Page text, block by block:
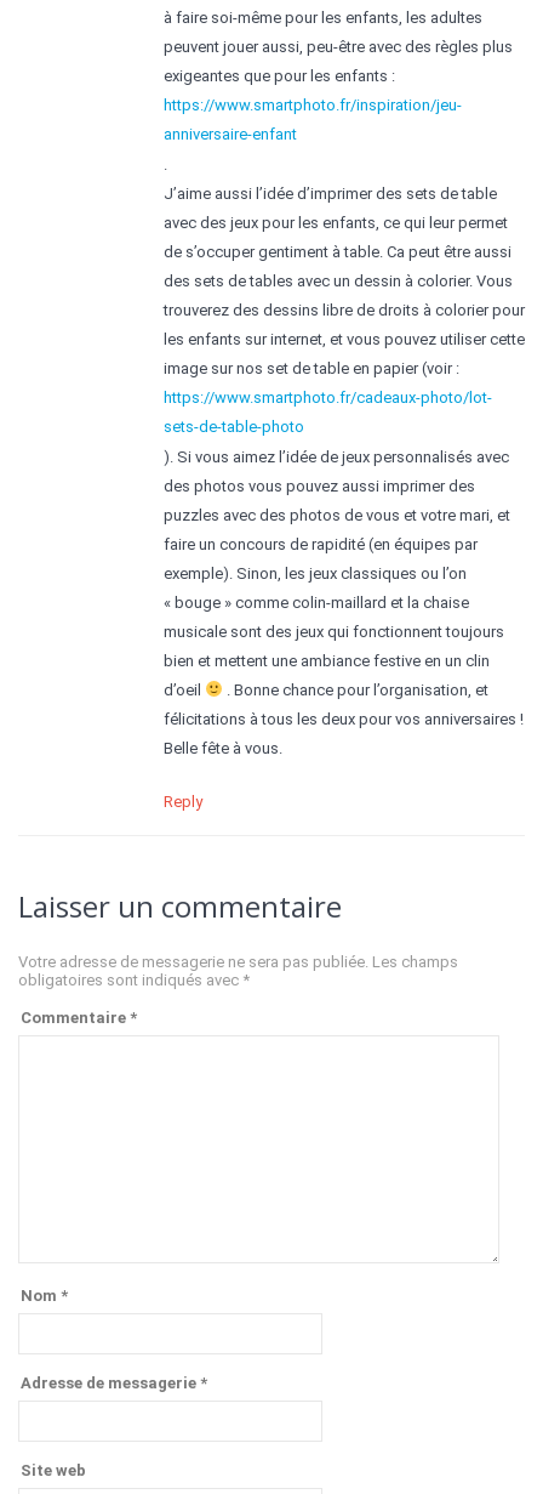
à faire soi-même pour les enfants, les adultes
peuvent jouer aussi, peu-être avec des règles plus
exigeantes que pour les enfants :
https://www.smartphoto.fr/inspiration/jeu-
anniversaire-enfant
J’aime aussi l’idée d’imprimer des sets de table
avec des jeux pour les enfants, ce qui leur permet
de s’occuper gentiment à table. Ca peut être aussi
des sets de tables avec un dessin à colorier. Vous
trouverez des dessins libre de droits à colorier pour
les enfants sur internet, et vous pouvez utiliser cette
image sur nos set de table en papier (voir :
https://www.smartphoto.fr/cadeaux-photo/lot-
sets-de-table-photo
). Si vous aimez l’idée de jeux personnalisés avec
des photos vous pouvez aussi imprimer des
puzzles avec des photos de vous et votre mari, et
faire un concours de rapidité (en équipes par
exemple). Sinon, les jeux classiques ou l’on
« bouge » comme colin-maillard et la chaise
musicale sont des jeux qui fonctionnent toujours
bien et mettent une ambiance festive en un clin
d’oeil
. Bonne chance pour l’organisation, et
félicitations à tous les deux pour vos anniversaires !
Belle fête à vous.
Reply
Laisser un commentaire
Votre adresse de messagerie ne sera pas publiée. Les champs
obligatoires sont indiqués avec *
Commentaire *
Nom *
Adresse de messagerie *
Site web